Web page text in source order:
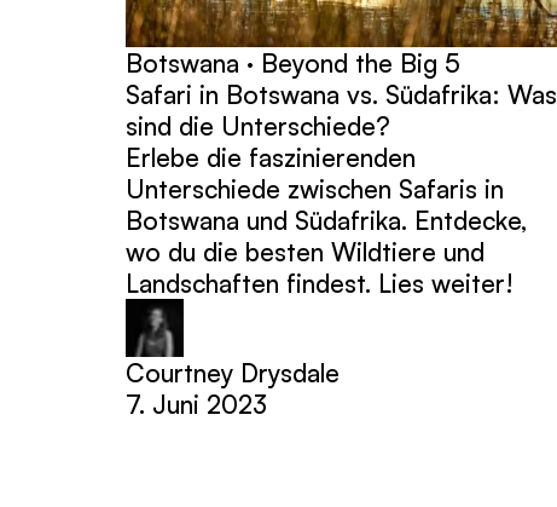
Botswana · Beyond the Big 5
Safari in Botswana vs. Südafrika: Was
sind die Unterschiede?
Erlebe die faszinierenden
Unterschiede zwischen Safaris in
Botswana und Südafrika. Entdecke,
wo du die besten Wildtiere und
Landschaften findest. Lies weiter!
Courtney Drysdale
7. Juni 2023